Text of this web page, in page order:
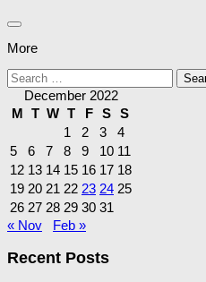
More
Search
for:December 2022
M
T W T F S S
1
2 3
4
5
6 7 8 9 10 11
12 13 14 15 16 17 18
19 20 21 22 23 24 25
26 27 28 29 30 31
« Nov
Feb »
Recent Posts